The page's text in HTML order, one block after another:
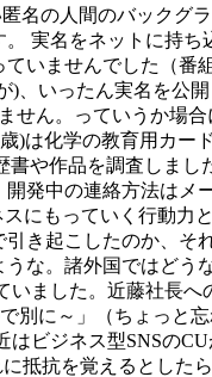
名の人間のバックグ
実名をネットに持
いませんでした（番
、いったん実名を公
ん。っていうか場
)は化学の教育用カー
や作品を調査しま
発中の連絡方法はメ
にもっていく行動力
き起こしたのか、そ
な。諸外国ではどう
ました。近藤社長
別に～」（ちょっと
ビジネス型SNSの
抵抗を覚えるとした